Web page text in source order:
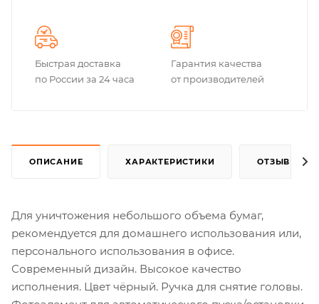
Быстрая доставка
по России за 24 часа
Гарантия качества
от производителей
ОПИСАНИЕ ХАРАКТЕРИСТИКИ ОТЗЫВЫ
Для уничтожения небольшого объема бумаг,
рекомендуется для домашнего использования или,
персонального использования в офисе.
Современный дизайн. Высокое качество
исполнения. Цвет чёрный. Ручка для снятие головы.